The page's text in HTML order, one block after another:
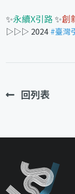
✨永續X引路✨創
▷▷▷ 2024 #臺灣
回列表